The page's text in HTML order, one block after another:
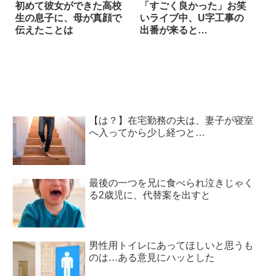
初めて彼女ができた高校
生の息子に、母が真顔で
伝えたことは
「すごく良かった」お笑
いライブ中、U字工事の
出番が来ると…
【は？】在宅勤務の夫は、妻子が寝室
へ入ってから少し経つと…
最後の一つを兄に食べられ泣きじゃく
る2歳児に、代替案を出すと
男性用トイレにあってほしいと思うも
のは…ある意見にハッとした